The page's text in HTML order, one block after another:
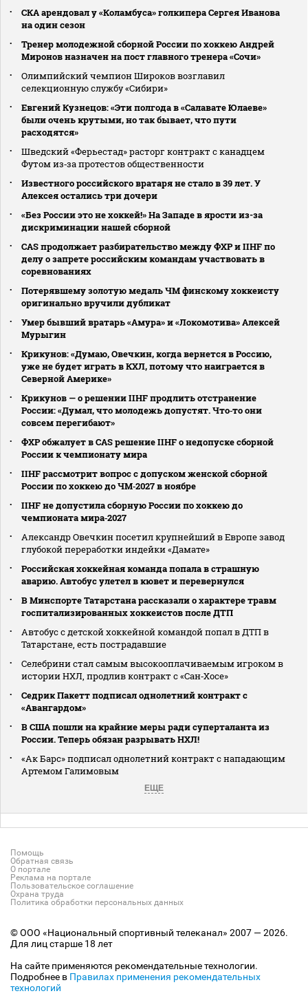
СКА арендовал у «Коламбуса» голкипера Сергея Иванова
на один сезон
Тренер молодежной сборной России по хоккею Андрей
Миронов назначен на пост главного тренера «Сочи»
Олимпийский чемпион Широков возглавил
селекционную службу «Сибири»
Евгений Кузнецов: «Эти полгода в «Салавате Юлаеве»
были очень крутыми, но так бывает, что пути
расходятся»
Шведский «Ферьестад» расторг контракт с канадцем
Футом из‑за протестов общественности
Известного российского вратаря не стало в 39 лет. У
Алексея остались три дочери
«Без России это не хоккей!» На Западе в ярости из-за
дискриминации нашей сборной
CAS продолжает разбирательство между ФХР и IIHF по
делу о запрете российским командам участвовать в
соревнованиях
Потерявшему золотую медаль ЧМ финскому хоккеисту
оригинально вручили дубликат
Умер бывший вратарь «Амура» и «Локомотива» Алексей
Мурыгин
Крикунов: «Думаю, Овечкин, когда вернется в Россию,
уже не будет играть в КХЛ, потому что наиграется в
Северной Америке»
Крикунов — о решении IIHF продлить отстранение
России: «Думал, что молодежь допустят. Что‑то они
совсем перегибают»
ФХР обжалует в CAS решение IIHF о недопуске сборной
России к чемпионату мира
IIHF рассмотрит вопрос с допуском женской сборной
России по хоккею до ЧМ‑2027 в ноябре
IIHF не допустила сборную России по хоккею до
чемпионата мира‑2027
Александр Овечкин посетил крупнейший в Европе завод
глубокой переработки индейки «Дамате»
Российская хоккейная команда попала в страшную
аварию. Автобус улетел в кювет и перевернулся
В Минспорте Татарстана рассказали о характере травм
госпитализированных хоккеистов после ДТП
Автобус с детской хоккейной командой попал в ДТП в
Татарстане, есть пострадавшие
Селебрини стал самым высокооплачиваемым игроком в
истории НХЛ, продлив контракт с «Сан‑Хосе»
Седрик Пакетт подписал однолетний контракт с
«Авангардом»
В США пошли на крайние меры ради суперталанта из
России. Теперь обязан разрывать НХЛ!
«Ак Барс» подписал однолетний контракт с нападающим
Артемом Галимовым
ЕЩЕ
Помощь
Обратная связь
О портале
Реклама на портале
Пользовательское соглашение
Охрана труда
Политика обработки персональных данных
© ООО «Национальный спортивный телеканал» 2007 — 2026.
Для лиц старше 18 лет
На сайте применяются рекомендательные технологии.
Подробнее в Правилах применения рекомендательных
технологий